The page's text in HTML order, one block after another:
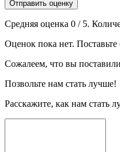
Отправить оценку
Средняя оценка 0 / 5.
Оценок пока нет.
Сожалеем, что вы
Позвольте нам стать лучше!
Расскажите, как нам стать